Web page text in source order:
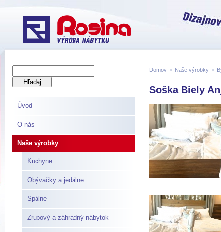
Úvod
O nás
Naše výrobky
Kuchyne
Obývačky a jedálne
Spálne
Zrubový a záhradný nábytok
Domov > Naše výrobky >
Soška Biely